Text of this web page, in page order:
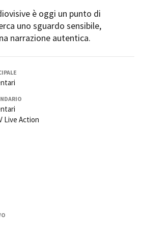
STRUMENTI
Location - Accedi al tuo
profilo
Location - Nuovo utente
è oggi un punto di
uno sguardo sensibile,
narrazione autentica.
Live Action